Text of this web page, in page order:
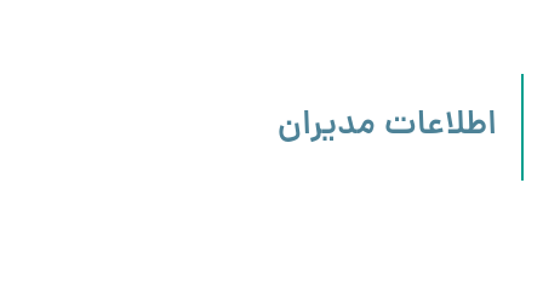
اطلاعات مدیران